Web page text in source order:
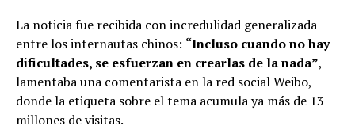
La noticia fue recibida con incredulidad generalizada
entre los internautas chinos: “Incluso cuando no hay
dificultades, se esfuerzan en crearlas de la nada”,
lamentaba una comentarista en la red social Weibo,
donde la etiqueta sobre el tema acumula ya más de 13
millones de visitas.